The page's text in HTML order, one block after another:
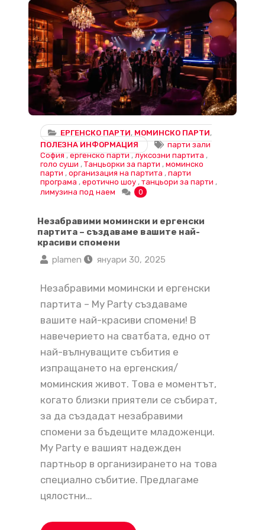
ЕРГЕНСКО ПАРТИ, МОМИНСКО ПАРТИ,
ПОЛЕЗНА ИНФОРМАЦИЯ
парти зали
София ,ергенско парти ,луксозни партита ,
голо суши , Танцьорки за парти , моминско
парти , организация на партита , парти
програма , еротично шоу , танцьори за парти ,
лимузина под наем
0
Незабравими момински и ергенски
партита – създаваме вашите най-
красиви спомени
plamen
януари 30, 2025
Незабравими момински и ергенски
партита – My Party създаваме
вашите най-красиви спомени! В
навечерието на сватбата, едно от
най-вълнуващите събития е
изпращането на ергенския/
моминския живот. Това е моментът,
когато близки приятели се събират,
за да създадат незабравими
спомени за бъдещите младоженци.
My Party е вашият надежден
партньор в организирането на това
специално събитие. Предлагаме
цялостни…